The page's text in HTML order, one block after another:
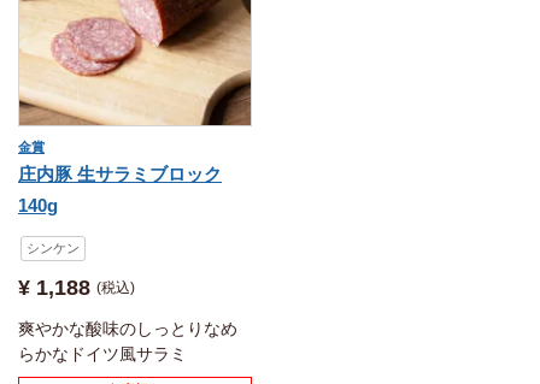
金賞
庄内豚 生サラミブロック
140g
シンケン
¥ 1,188 税込
爽やかな酸味のしっとりなめ
らかなドイツ風サラミ